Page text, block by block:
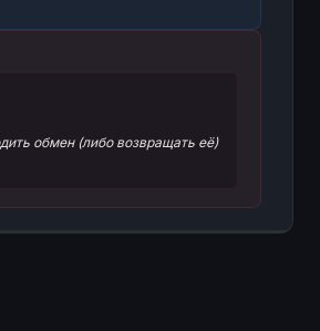
обмен (либо возвращать её)